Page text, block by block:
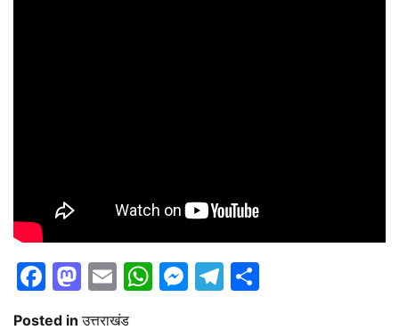
Facebook
Mastodon
EmailWhatsApp
Messenger
Telegram
Posted inउत्तराखंड